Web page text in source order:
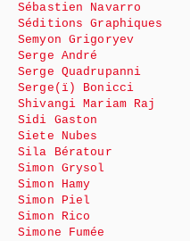
Sébastien Navarro
Séditions Graphiques
Semyon Grigoryev
Serge André
Serge Quadrupanni
Serge(ï) Bonicci
Shivangi Mariam Raj
Sidi Gaston
Siete Nubes
Sila Bératour
Simon Grysol
Simon Hamy
Simon Piel
Simon Rico
Simone Fumée